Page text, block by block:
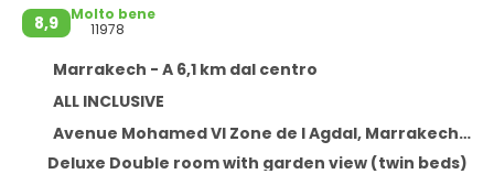
8,9
Molto bene
11978
Marrakech - A 6,1 km dal centro
ALL INCLUSIVE
Avenue Mohamed VI Zone de l Agdal, Marrakech 40000
Deluxe Double room with garden view (twin beds)